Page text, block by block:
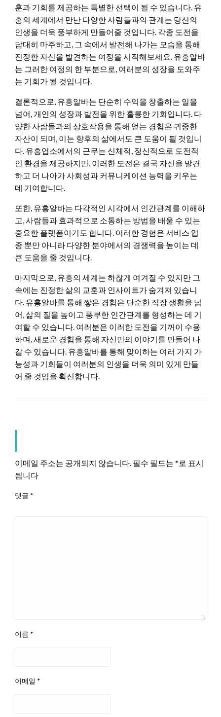
훈과 기회를 제공하는 특별한 선택이 될 수 있습니다. 유
흥의 세계에서 만난 다양한 사람들과의 관계는 당신의
인생을 더욱 풍부하게 만들어줄 것입니다. 각종 도전을
담대히 마주하고, 그 속에서 발전해 나가는 모습을 통해
진정한 자신을 발견하는 여정을 시작해보세요. 유흥알바
는 그러한 여정의 한 부분으로, 여러분의 성장을 도와주
는 기회가 될 것입니다.
결론적으로, 유흥알바는 단순히 수익을 창출하는 일을
넘어, 개인의 성장과 발전을 위한 훌륭한 기회입니다. 다
양한 사람들과의 상호작용을 통해 얻는 경험은 귀중한
자산이 되며, 이는 향후의 삶에서도 큰 도움이 될 것입니
다. 유흥업소에서의 근무는 신체적, 정신적으로 도전적
인 환경을 제공하지만, 이러한 도전은 결국 자신을 발견
하고 더 나아가 사회성과 커뮤니케이션 능력을 키우는
데 기여합니다.
또한, 유흥알바는 다각적인 시각에서 인간관계를 이해하
고, 사람들과 효과적으로 소통하는 방법을 배울 수 있는
중요한 플랫폼이기도 합니다. 이러한 경험은 서비스 업
종 뿐만 아니라 다양한 분야에서의 경쟁력을 높이는 데
큰 도움을 줄 것입니다.
마지막으로, 유흥의 세계는 하찮게 여겨질 수 있지만 그
속에는 진정한 삶의 교훈과 인사이트가 숨겨져 있습니
다. 유흥알바를 통해 쌓은 경험은 단순한 직장 생활을 넘
어, 삶의 질을 높이고 풍부한 인간관계를 형성하는 데 기
여할 수 있습니다. 여러분은 이러한 도전을 기꺼이 수용
하며, 새로운 경험을 통해 자신만의 이야기를 만들어 나
갈 수 있습니다. 유흥알바를 통해 맞이하는 여러 가지 가
능성과 기회들이 여러분의 인생을 더욱 의미 있게 만들
어 줄 것임을 확신합니다.
이메일 주소는 공개되지 않습니다. 필수 필드는 *로 표시
됩니다
댓글 *
이름 *
이메일 *